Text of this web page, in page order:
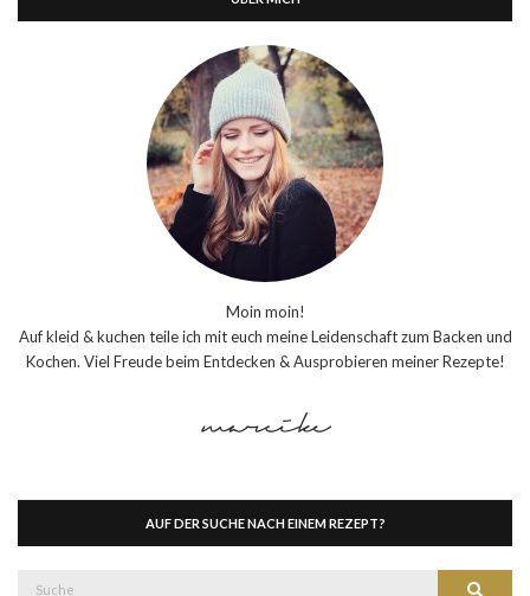
Moin moin!
Auf kleid & kuchen teile ich mit euch meine Leidenschaft zum Backen und
Kochen. Viel Freude beim Entdecken & Ausprobieren meiner Rezepte!
AUF DER SUCHE NACH EINEM REZEPT?
Suche